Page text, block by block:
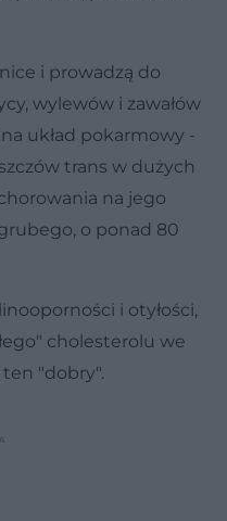
i prowadzą do
wylewów i zawałów
układ pokarmowy -
trans w dużych
na jego
o ponad 80
i otyłości,
cholesterolu we
"dobry".